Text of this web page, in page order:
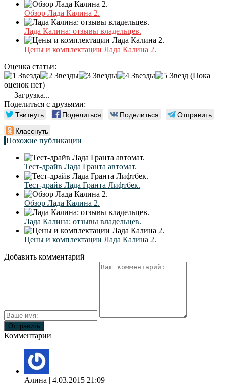
Обзор Лада Калина 2.
Лада Калина: отзывы владельцев.
Цены и комплектации Лада Калина 2.
Оценка статьи:
(Пока
оценок нет)
Загрузка...
Поделиться с друзьями:
Твитнуть Поделиться Поделиться
Отправить
Класснуть
Похожие публикации
Тест-драйв Лада Гранта автомат.
Тест-драйв Лада Гранта Лифтбек.
Обзор Лада Калина 2.
Лада Калина: отзывы владельцев.
Цены и комплектации Лада Калина 2.
Добавить комментарий
Комментарии
Алина | 4.03.2015 21:09